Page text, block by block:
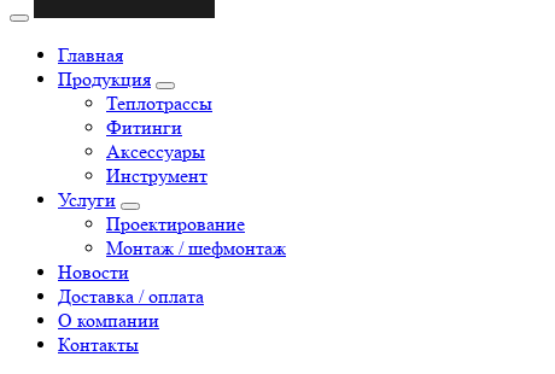
Главная
Продукция
Теплотрассы
Фитинги
Аксессуары
Инструмент
Услуги
Проектирование
Монтаж / шефмонтаж
Новости
Доставка / оплата
О компании
Контакты